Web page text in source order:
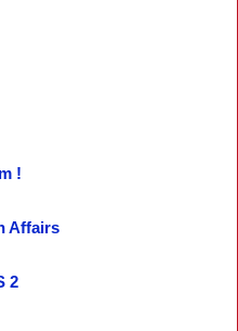
!
Affairs
2